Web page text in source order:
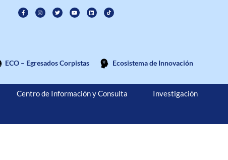
ECO – Egresados Corpistas Ecosistema de Innovación
Centro de Información y Consulta Investigación